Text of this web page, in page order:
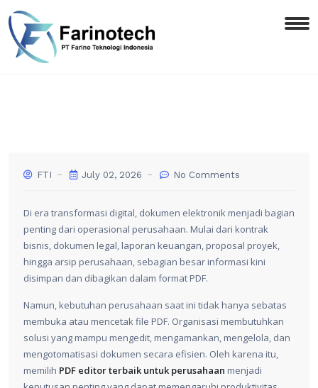
FTI July 02, 2026 No Comments
Di era transformasi digital, dokumen elektronik menjadi bagian
penting dari operasional perusahaan. Mulai dari kontrak
bisnis, dokumen legal, laporan keuangan, proposal proyek,
hingga arsip perusahaan, sebagian besar informasi kini
disimpan dan dibagikan dalam format PDF.
Namun, kebutuhan perusahaan saat ini tidak hanya sebatas
membuka atau mencetak file PDF. Organisasi membutuhkan
solusi yang mampu mengedit, mengamankan, mengelola, dan
mengotomatisasi dokumen secara efisien. Oleh karena itu,
memilih PDF editor terbaik untuk perusahaan menjadi